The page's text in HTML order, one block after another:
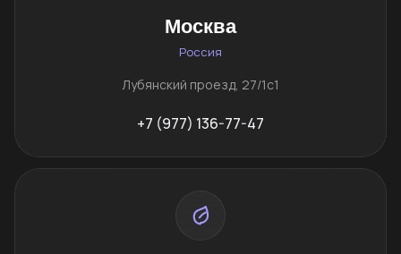
Москва
Россия
Лубянский проезд, 27/1с1
+7 (977) 136-77-47